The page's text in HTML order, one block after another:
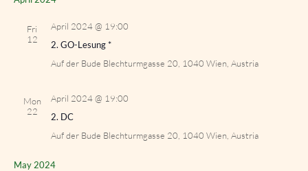
Fri
12
April 2024 @ 19:00
2. GO-Lesung *
Auf der Bude Blechturmgasse 20, 1040 Wien, Austria
Mon
22
April 2024 @ 19:00
2. DC
Auf der Bude Blechturmgasse 20, 1040 Wien, Austria
May 2024